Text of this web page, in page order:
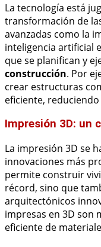
La tecnología está
transformación de
avanzadas como la
inteligencia artificial
que se planifican y
construcción. Por
crear estructuras
eficiente,
Impresión 3D: un
La impresión 3D se
innovaciones más
permite construir
récord, sino que
arquitectónicos
impresas en 3D son
eficiente de